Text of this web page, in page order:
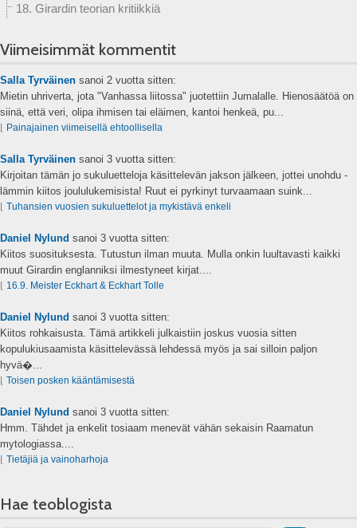
18. Girardin teorian kritiikkiä
Viimeisimmät kommentit
Salla Tyrväinen sanoi 2 vuotta sitten:
Mietin uhriverta, jota "Vanhassa liitossa" juotettiin Jumalalle. Hienosäätöä on
siinä, että veri, olipa ihmisen tai eläimen, kantoi henkeä, pu...
⌊ Painajainen viimeisellä ehtoollisella
Salla Tyrväinen sanoi 3 vuotta sitten:
Kirjoitan tämän jo sukuluetteloja käsittelevän jakson jälkeen, jottei unohdu -
lämmin kiitos joululukemisista! Ruut ei pyrkinyt turvaamaan suink...
⌊ Tuhansien vuosien sukuluettelot ja mykistävä enkeli
Daniel Nylund sanoi 3 vuotta sitten:
Kiitos suosituksesta. Tutustun ilman muuta. Mulla onkin luultavasti kaikki
muut Girardin englanniksi ilmestyneet kirjat....
⌊ 16.9. Meister Eckhart & Eckhart Tolle
Daniel Nylund sanoi 3 vuotta sitten:
Kiitos rohkaisusta. Tämä artikkeli julkaistiin joskus vuosia sitten
kopulukiusaamista käsittelevässä lehdessä myös ja sai silloin paljon
hyvä�...
⌊ Toisen posken kääntämisestä
Daniel Nylund sanoi 3 vuotta sitten:
Hmm. Tähdet ja enkelit tosiaam menevät vähän sekaisin Raamatun
mytologiassa....
⌊ Tietäjiä ja vainoharhoja
Hae teoblogista